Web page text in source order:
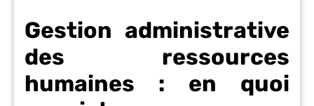
Gestion administrative
des ressources
humaines : en quoi